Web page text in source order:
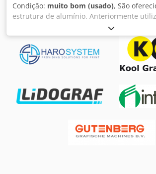
Condição: muito bom (usado), São
estrutura de alumínio. Anteriormente
para granulado em instalação de injeção. 2
m³. Boca de visita. Estado impecável.
Efmocja